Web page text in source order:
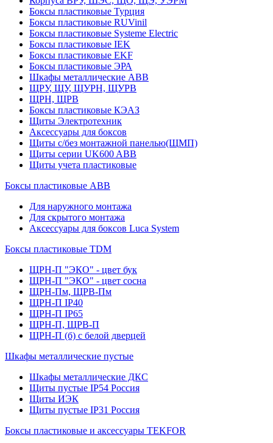
Боксы пластиковые Турция
Боксы пластиковые RUVinil
Боксы пластиковые Systeme Electric
Боксы пластиковые IEK
Боксы пластиковые EKF
Боксы пластиковые ЭРА
Шкафы металлические ABB
ЩРУ, ЩУ, ЩУРН, ЩУРВ
ЩРН, ЩРВ
Боксы пластиковые КЭАЗ
Щиты Электротехник
Аксессуары для боксов
Щиты с/без монтажной панелью(ЩМП)
Щиты серии UK600 ABB
Щиты учета пластиковые
Боксы пластиковые ABB
Для наружного монтажа
Для скрытого монтажа
Аксессуары для боксов Luca System
Боксы пластиковые TDM
ЩРН-П "ЭКО" - цвет бук
ЩРН-П "ЭКО" - цвет сосна
ЩРН-Пм, ЩРВ-Пм
ЩРН-П IP40
ЩРН-П IP65
ЩРН-П, ЩРВ-П
ЩРН-П (б) с белой дверцей
Шкафы металлические пустые
Шкафы металлические ДКС
Щиты пустые IP54 Россия
Щиты ИЭК
Щиты пустые IP31 Россия
Боксы пластиковые и аксессуары TEKFOR